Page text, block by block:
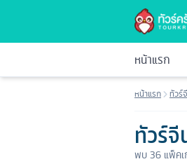
หน้าแรก
หน้าแรก ทัวร์
ทัวร์
พบ36 แพ็ค